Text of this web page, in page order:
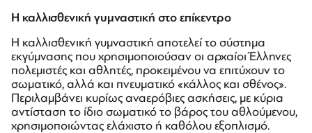
Η καλλισθενική γυμναστική στο επίκεντρο
Η καλλισθενική γυμναστική αποτελεί το σύστημα
εκγύμνασης που χρησιμοποιούσαν οι αρχαίοι Έλληνες
πολεμιστές και αθλητές, προκειμένου να επιτύχουν το
σωματικό, αλλά και πνευματικό «κάλλος και σθένος».
Περιλαμβάνει κυρίως αναερόβιες ασκήσεις, με κύρια
αντίσταση το ίδιο σωματικό το βάρος του αθλούμενου,
χρησιμοποιώντας ελάχιστο ή καθόλου εξοπλισμό.